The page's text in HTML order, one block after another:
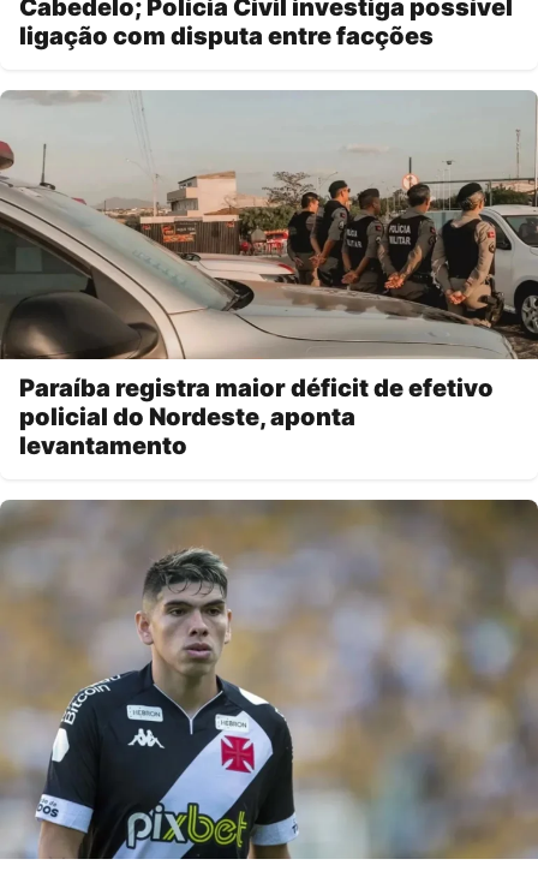
Cabedelo; Polícia Civil investiga possível
ligação com disputa entre facções
Paraíba registra maior déficit de efetivo
policial do Nordeste, aponta
levantamento